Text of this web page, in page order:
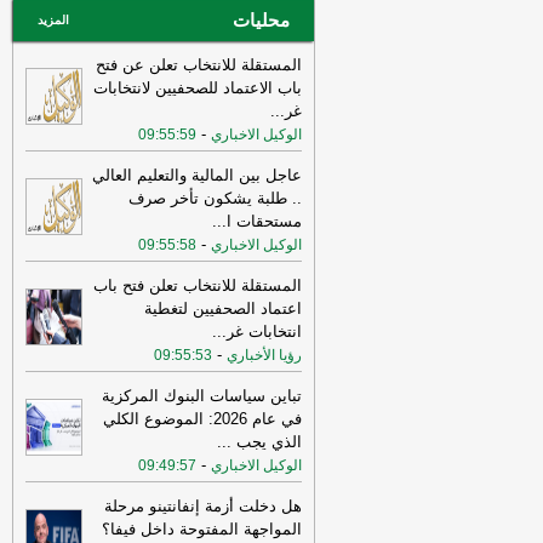
عاجل الإلكترونية
محليات المزيد
المستقلة للانتخاب تعلن عن فتح
باب الاعتماد للصحفيين لانتخابات
غر ...
الوكيل الاخباري -
09:55:59
عاجل بين المالية والتعليم العالي
.. طلبة يشكون تأخر صرف
مستحقات ا...
الوكيل الاخباري -
09:55:58
المستقلة للانتخاب تعلن فتح باب
اعتماد الصحفيين لتغطية
انتخابات غر ...
رؤيا الأخباري -
09:55:53
تباين سياسات البنوك المركزية
في عام 2026: الموضوع الكلي
الذي يجب ...
الوكيل الاخباري -
09:49:57
هل دخلت أزمة إنفانتينو مرحلة
المواجهة المفتوحة داخل فيفا؟